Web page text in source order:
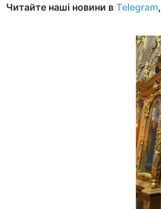
Читайте наші новини в Telegram,